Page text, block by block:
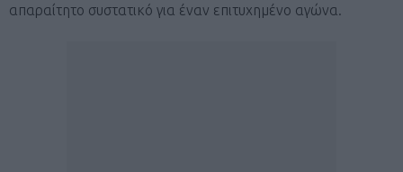
απαραίτητο συστατικό για έναν επιτυχημένο αγώνα.